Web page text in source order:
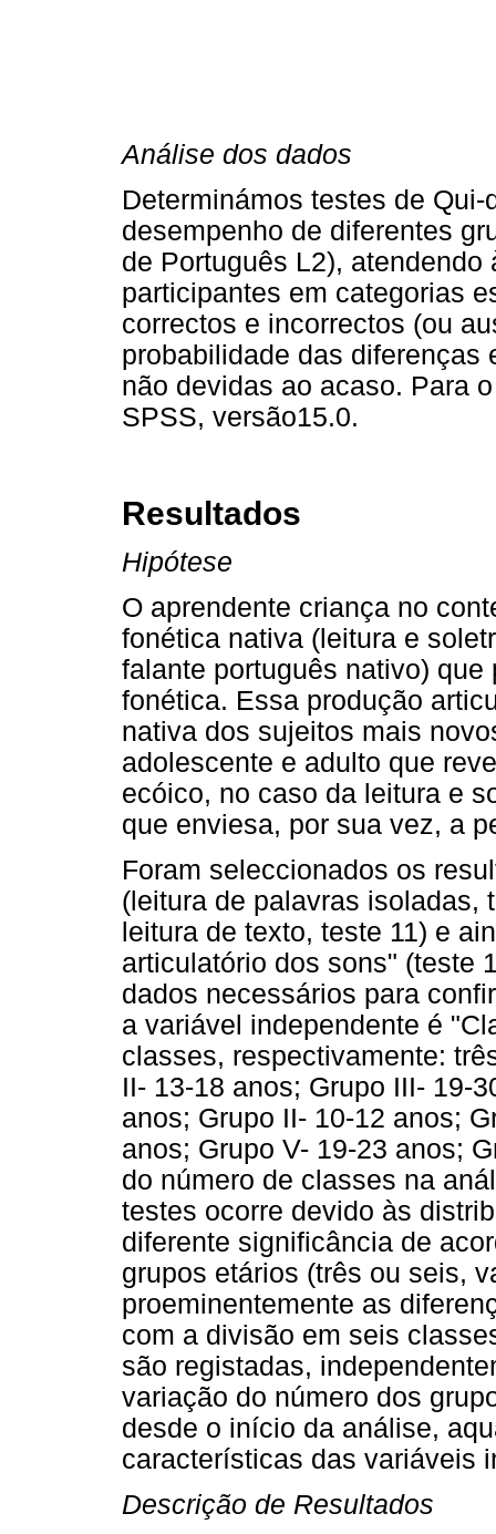
Análise dos dados
Determinámos testes de
desempenho de diferentes
de Português L2),
participantes em categorias
correctos e incorrectos (ou
probabilidade das diferenças
não devidas ao acaso. Para
SPSS, versão15.0.
Resultados
Hipótese
O aprendente criança no
fonética nativa (leitura e
falante português nativo)
fonética. Essa produção
nativa dos sujeitos mais
adolescente e adulto que
ecóico, no caso da leitura e
que enviesa, por sua vez, a
Foram seleccionados os
(leitura de palavras isoladas,
leitura de texto, teste 11) e
articulatório dos sons" (teste
dados necessários para
a variável independente é
classes, respectivamente:
II- 13-18 anos; Grupo III- 19-
anos; Grupo II- 10-12 anos;
anos; Grupo V- 19-23 anos;
do número de classes na
testes ocorre devido às
diferente significância de
grupos etários (três ou seis,
proeminentemente as
com a divisão em seis
são registadas,
variação do número dos
desde o início da análise,
características das variáveis
Descrição de Resultados